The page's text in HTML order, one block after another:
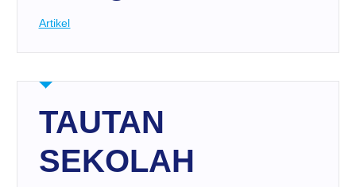
Artikel
TAUTAN
SEKOLAH